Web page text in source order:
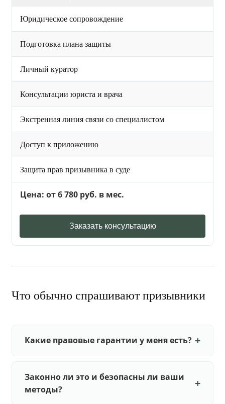
Юридическое сопровождение
Подготовка плана защиты
Личный куратор
Консультации юриста и врача
Экстренная линия связи со специалистом
Доступ к приложению
Защита прав призывника в суде
Цена: от 6 780 руб. в мес.
Заказать консультацию
Что обычно спрашивают призывники
Какие правовые гарантии у меня есть?
Законно ли это и безопасны ли ваши
методы?